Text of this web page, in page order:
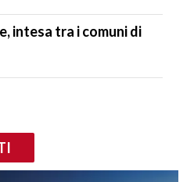
intesa tra i comuni di